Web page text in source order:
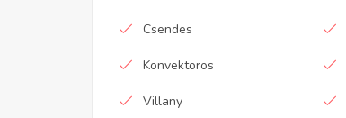
Csendes
Konvektoros
Villany